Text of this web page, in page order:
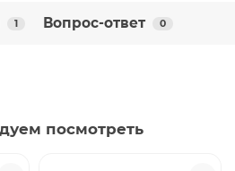
1 Вопрос-ответ 0
посмотреть